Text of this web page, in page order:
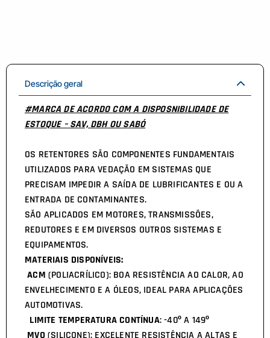
Descrição geral
#MARCA DE ACORDO COM A DISPOSNIBILIDADE DE
ESTOQUE – SAV, DBH OU SABÓ
OS RETENTORES SÃO COMPONENTES FUNDAMENTAIS
UTILIZADOS PARA VEDAÇÃO EM SISTEMAS QUE
PRECISAM IMPEDIR A SAÍDA DE LUBRIFICANTES E OU A
ENTRADA DE CONTAMINANTES.
SÃO APLICADOS EM MOTORES, TRANSMISSÕES,
REDUTORES E EM DIVERSOS OUTROS SISTEMAS E
EQUIPAMENTOS.
MATERIAIS DISPONÍVEIS:
ACM (POLIACRÍLICO): BOA RESISTÊNCIA AO CALOR, AO
ENVELHECIMENTO E A ÓLEOS, IDEAL PARA APLICAÇÕES
AUTOMOTIVAS.
LIMITE TEMPERATURA CONTÍNUA: -40º A 149º
MVQ (SILICONE): EXCELENTE RESISTÊNCIA A ALTAS E